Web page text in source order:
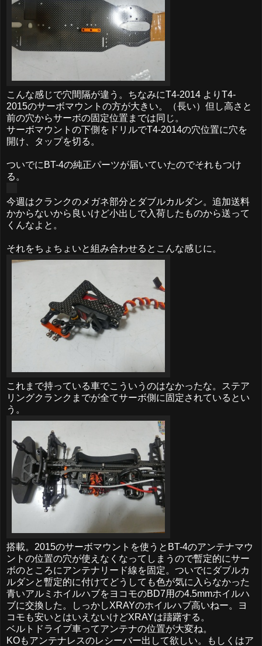
こんな感じで穴間隔が違う。ちなみにT4-2014 よりT4-
2015のサーボマウントの方が大きい。（長い）但し高さと
前の穴からサーボの固定位置までは同じ。
サーボマウントの下側をドリルでT4-2014の穴位置に穴を
開け、タップを切る。
ついでにBT-4の純正パーツが届いていたのでそれもつけ
る。
今週はクランクのメガネ部分とダブルカルダン。追加送料
かからないから良いけど小出しで入荷したものから送って
くんなよと。
それをちょちょいと組み合わせるとこんな感じに。
これまで持っている車でこういうのはなかったな。ステア
リングクランクまでが全てサーボ側に固定されているとい
う。
搭載。2015のサーボマウントを使うとBT-4のアンテナマウ
ントの位置の穴が使えなくなってしまうので暫定的にサー
ボのところにアンテナリード線を固定。ついでにダブルカ
ルダンと暫定的に付けてどうしても色が気に入らなかった
青いアルミホイルハブをヨコモのBD7用の4.5mmホイルハ
ブに交換した。しっかしXRAYのホイルハブ高いねー。ヨ
コモも安いとはいえないけどXRAYは躊躇する。
ベルトドライブ車ってアンテナの位置が大変ね。
KOもアンテナレスのレシーバー出して欲しい。もしくはア